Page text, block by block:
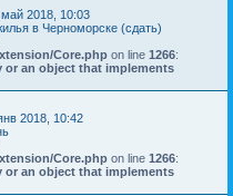
2018, 10:03
в Черноморске (сдать)
Core.php on line 1266:
or an object that implements
2018, 10:42
Core.php on line 1266:
or an object that implements